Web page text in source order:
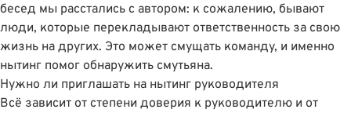
бесед мы расстались с автором: к сожалению, бывают
люди, которые перекладывают ответственность за свою
жизнь на других. Это может смущать команду, и именно
нытинг помог обнаружить смутьяна.
Нужно ли приглашать на нытинг руководителя
Всё зависит от степени доверия к руководителю и от